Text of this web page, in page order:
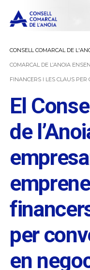
CONSELL COMARCAL DE
COMARCAL DE L’ANOIA
FINANCERS I LES CLAUS
El
de
per
en